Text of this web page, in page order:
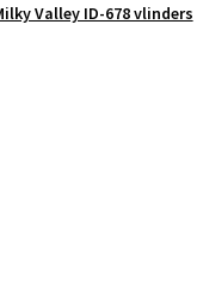
Valley ID-678 vlinders